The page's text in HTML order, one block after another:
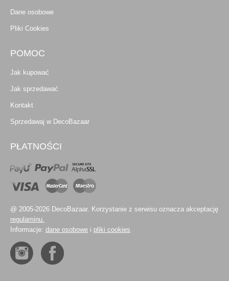
Dane osobowe
Pliki Cookies
POMOC
Jak kupować
Jak sprzedawać
Kontakt
Sprzedawaj w DecoBazaar
PŁATNOŚCI
@ 2005-2026 DecoBazaar. Korzystanie z serwisu oznacza akceptację
regulaminu.
Informacje: dane osobowe i pliki cookies